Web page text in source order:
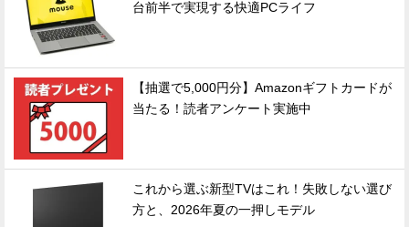
台前半で実現する快適PCライフ
【抽選で5,000円分】Amazonギフトカードが
当たる！読者アンケート実施中
これから選ぶ新型TVはこれ！失敗しない選び
方と、2026年夏の一押しモデル